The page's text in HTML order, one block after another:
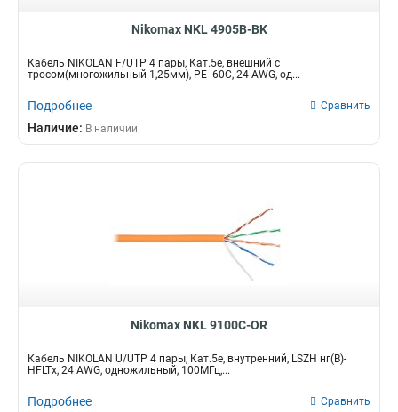
Nikomax NKL 4905B-BK
Кабель NIKOLAN F/UTP 4 пары, Кат.5е, внешний с
тросом(многожильный 1,25мм), PE -60C, 24 AWG, од...
Подробнее Сравнить
Наличие: В наличии
Nikomax NKL 9100C-OR
Кабель NIKOLAN U/UTP 4 пары, Кат.5e, внутренний, LSZH нг(В)-
HFLTx, 24 AWG, одножильный, 100МГц,...
Подробнее Сравнить